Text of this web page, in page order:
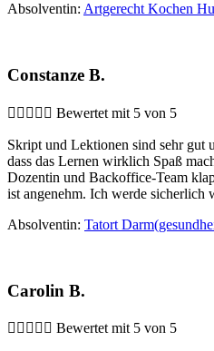
Absolventin: Artgerecht Kochen
Constanze B.
     Bewertet mit 5 von 5
Skript und Lektionen sind sehr gut
dass das Lernen wirklich Spaß
Dozentin und Backoffice-Team
ist angenehm. Ich werde sicherlich
Absolventin: Tatort
Carolin B.
     Bewertet mit 5 von 5